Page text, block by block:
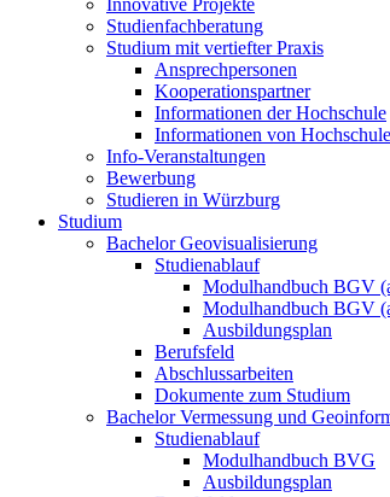
Innovative Projekte
Studienfachberatung
Studium mit vertiefter Praxis
Ansprechpersonen
Kooperationspartner
Informationen der Hochschule
Informationen von
Info-Veranstaltungen
Bewerbung
Studieren in Würzburg
Studium
Bachelor Geovisualisierung
Studienablauf
Modulhandbuch BGV
Modulhandbuch BGV
Ausbildungsplan
Berufsfeld
Abschlussarbeiten
Dokumente zum Studium
Bachelor Vermessung und
Studienablauf
Modulhandbuch BVG
Ausbildungsplan